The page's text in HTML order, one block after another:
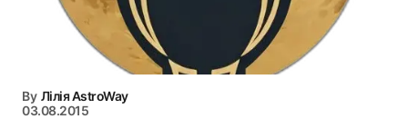
By Лілія AstroWay
03.08.2015